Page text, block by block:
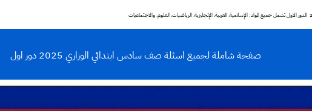
صفحة شاملة لجميع اسئلة صف سادس ابتدائي الوزاري 2025 دور اول